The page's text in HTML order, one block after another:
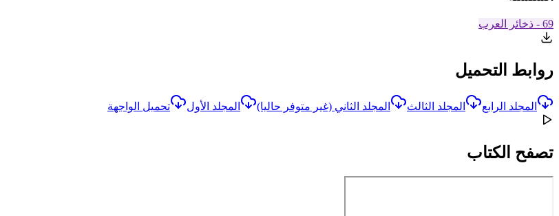
69 - ذخائر العرب
روابط التحميل
المجلد الرابع المجلد الثالث المجلد الثاني (غير متوفر حاليا) المجلد الأول تحميل الواجهة
تصفح الكتاب